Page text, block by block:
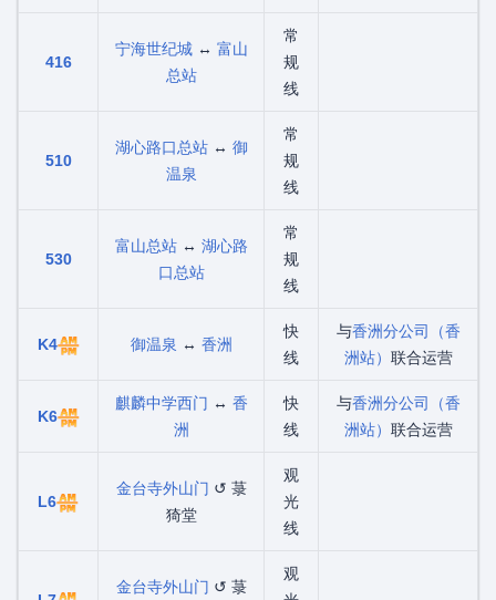
416
宁海世纪城↔ 富山
总站
常
规
线
510
湖心路口总站↔ 御
温泉
常
规
线
530
富山总站↔ 湖心路
口总站
常
规
线
K4 御温泉 ↔ 香洲
快
线
与香洲分公司（香
洲站） 联合运营
K6
麒麟中学西门 ↔ 香
洲
快
线
与香洲分公司（香
洲站） 联合运营
L6
金台寺外山门 ↺ 菉
猗堂
观
光
线
金台寺外山门 ↺ 菉
观